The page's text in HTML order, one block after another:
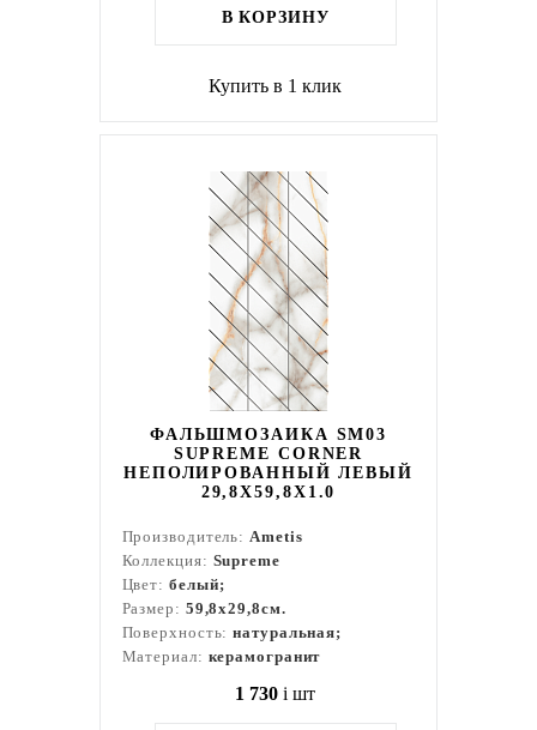
В КОРЗИНУ
Купить в 1 клик
ФАЛЬШМОЗАИКА SM03
SUPREME CORNER
НЕПОЛИРОВАННЫЙ ЛЕВЫЙ
29,8X59,8X1.0
Производитель:Ametis
Коллекция: Supreme
Цвет: белый;
Размер: 59,8x29,8см.
Поверхность:натуральная;
Материал: керамогранит
1 730 i шт